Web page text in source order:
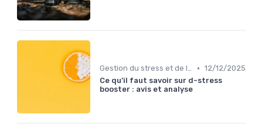
Gestion du stress et de l'anxiété • 12/12/2025
Ce qu’il faut savoir sur d-stress
booster : avis et analyse